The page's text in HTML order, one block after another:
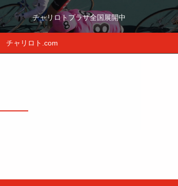
チャリロトプラザ全国展開中
チャリロト.com